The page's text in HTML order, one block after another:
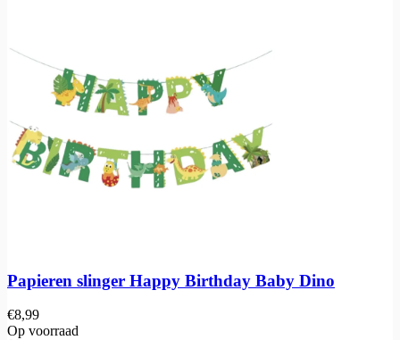
Papieren slinger Happy Birthday Baby Dino
€8,99
Op voorraad